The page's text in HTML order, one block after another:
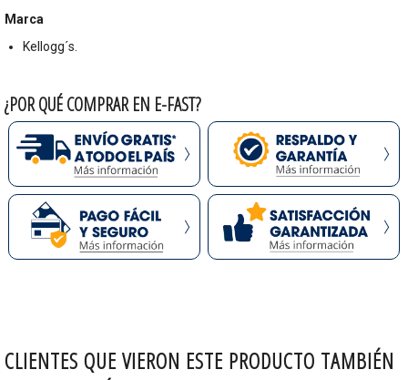
Marca
Kellogg´s.
¿POR QUÉ COMPRAR EN E-FAST?
CLIENTES QUE VIERON ESTE PRODUCTO TAMBIÉN